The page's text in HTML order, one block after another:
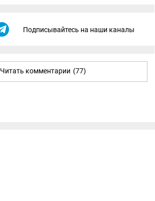
Подписывайтесь на наши каналы
Читать комментарии (77)